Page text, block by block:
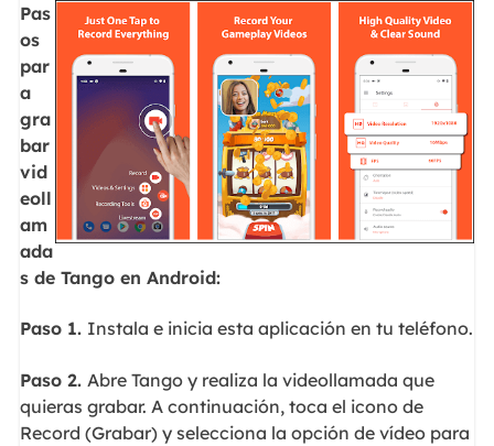
Pas
os
par
a
gra
bar
vid
eoll
am
ada
s de Tango en Android:
Paso 1. Instala e inicia esta aplicación en tu teléfono.
Paso 2. Abre Tango y realiza la videollamada que
quieras grabar. A continuación, toca el icono de
Record (Grabar) y selecciona la opción de vídeo para